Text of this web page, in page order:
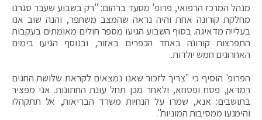
מנהל המרכז הרפואי, פרופ' מסעד ברהום: "רק בשבוע שעבר סגרנו
מחלקת קורונה אחת והיה נראה שהמצב משתפר, והנה שוב אנו
בעלייה מדאיגה. בסוף השבוע הגיעו מספר חולים מאומתים בעקבות
התפרצות קורונה באחד הכפרים באזור, ובנוסף הגיעו בימים
האחרונים חמש יולדות.
הפרופ' הוסיף כי "צריך לזכור שאנו נמצאים לקראת שלושת החגים
רמדאן, פסח ופסחא, ולאחר מכן תחל עונת החתונות. אני מפציר
בתושבים: אנא, שמרו על הנחיות משרד הבריאות, אל תתקהלו
והימנעו ממסיבות המוניות".